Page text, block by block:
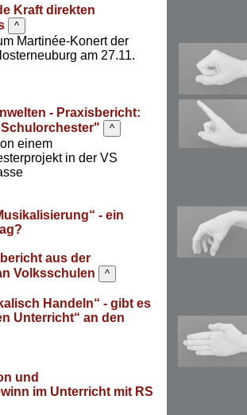
Kraft direkten
^
Martinée-Konert der
am 27.11.
- Praxisbericht:
^
einem
in der VS
- ein
aus der
Volksschulen
^
Handeln“ - gibt es
Unterricht“ an den
und
im Unterricht mit RS